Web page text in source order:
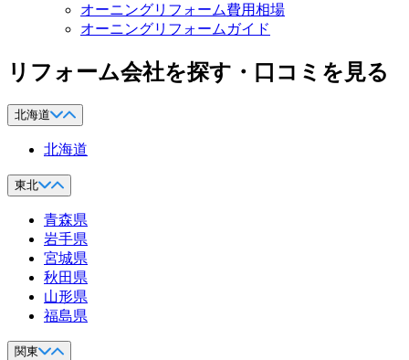
オーニングリフォーム費用相場
オーニングリフォームガイド
リフォーム会社を探す・口コミを見る
北海道
北海道
東北
青森県
岩手県
宮城県
秋田県
山形県
福島県
関東